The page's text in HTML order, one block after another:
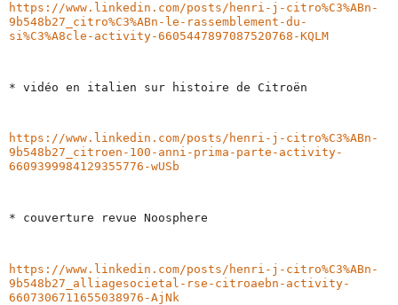
https://www.linkedin.com/posts/henri-j-citro%C3%ABn-
9b548b27_citro%C3%ABn-le-rassemblement-du-
si%C3%A8cle-activity-6605447897087520768-KQLM
* vidéo en italien sur histoire de Citroën
https://www.linkedin.com/posts/henri-j-citro%C3%ABn-
9b548b27_citroen-100-anni-prima-parte-activity-
6609399984129355776-wUSb
* couverture revue Noosphere
https://www.linkedin.com/posts/henri-j-citro%C3%ABn-
9b548b27_alliagesocietal-rse-citroaebn-activity-
6607306711655038976-AjNk